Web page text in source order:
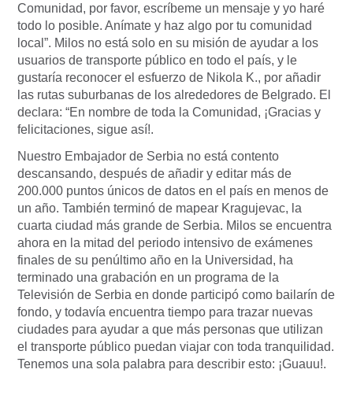
Comunidad, por favor, escríbeme un mensaje y yo haré
todo lo posible. Anímate y haz algo por tu comunidad
local”. Milos no está solo en su misión de ayudar a los
usuarios de transporte público en todo el país, y le
gustaría reconocer el esfuerzo de Nikola K., por añadir
las rutas suburbanas de los alrededores de Belgrado. El
declara: “En nombre de toda la Comunidad, ¡Gracias y
felicitaciones, sigue así!.
Nuestro Embajador de Serbia no está contento
descansando, después de añadir y editar más de
200.000 puntos únicos de datos en el país en menos de
un año. También terminó de mapear Kragujevac, la
cuarta ciudad más grande de Serbia. Milos se encuentra
ahora en la mitad del periodo intensivo de exámenes
finales de su penúltimo año en la Universidad, ha
terminado una grabación en un programa de la
Televisión de Serbia en donde participó como bailarín de
fondo, y todavía encuentra tiempo para trazar nuevas
ciudades para ayudar a que más personas que utilizan
el transporte público puedan viajar con toda tranquilidad.
Tenemos una sola palabra para describir esto: ¡Guauu!.